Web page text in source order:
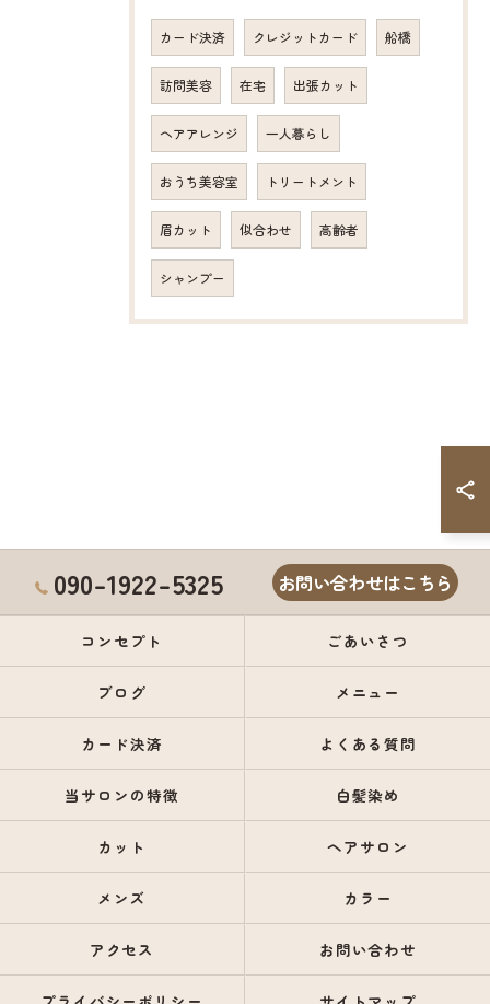
カード決済 クレジットカード 船橋
訪問美容 在宅 出張カット
ヘアアレンジ 一人暮らし
おうち美容室 トリートメント
眉カット 似合わせ 高齢者
シャンプー
090-1922-5325 お問い合わせはこちら
コンセプト ごあいさつ
ブログ メニュー
カード決済 よくある質問
当サロンの特徴 白髪染め
カット ヘアサロン
メンズ カラー
アクセス お問い合わせ